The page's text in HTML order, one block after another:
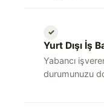
✓
Yurt Dışı İş
Yabancı
durumunuzu